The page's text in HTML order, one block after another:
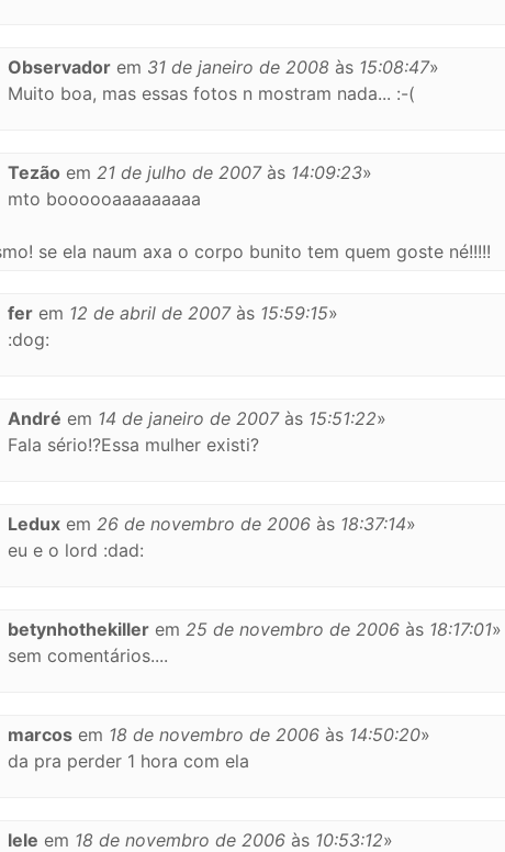
Observador em 31 de janeiro de 2008 às 15:08:47»
Muito boa, mas essas fotos n mostram nada... :-(
Tezão em 21 de julho de 2007às 14:09:23»
mto boooooaaaaaaaaa
se ela naum axa o corpo bunito tem quem goste né!!!!!
fer em 12 de abril de 2007às 15:59:15»
:dog:
André em 14 de janeiro de 2007às 15:51:22»
Fala sério!?Essa mulher existi?
Ledux em 26 de novembro de 2006 às 18:37:14»
eu e o lord :dad:
betynhothekiller em 25 de novembro de 2006 às 18:17:01»
sem comentários....
marcos em 18 de novembro de 2006 às 14:50:20»
da pra perder 1 hora com ela
lele em 18 de novembro de 2006 às 10:53:12»